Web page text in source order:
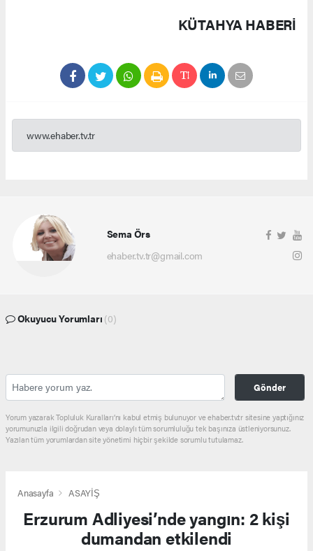
KÜTAHYA HABERİ
www.ehaber.tv.tr
Sema Örs
ehaber.tv.tr@gmail.com
Okuyucu Yorumları (0)
Gönder
Yorum yazarak Topluluk Kuralları’nı kabul etmiş bulunuyor ve ehaber.tv.tr sitesine yaptığınız
yorumunuzla ilgili doğrudan veya dolaylı tüm sorumluluğu tek başınıza üstleniyorsunuz.
Yazılan tüm yorumlardan site yönetimi hiçbir şekilde sorumlu tutulamaz.
Anasayfa ASAYİŞ
Erzurum Adliyesi’nde yangın: 2 kişi
dumandan etkilendi